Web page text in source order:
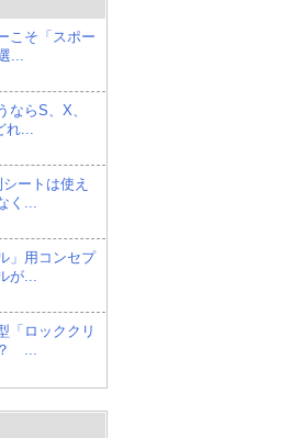
こそ「スポー
...
ならS、X、
れ...
ートは使え
く...
」用コンセプ
が...
「ロッククリ
？ ...